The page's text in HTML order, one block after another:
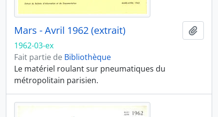
Mars - Avril 1962 (extrait)
1962-03-ex
Fait partie de Bibliothèque
Le matériel roulant sur pneumatiques du
métropolitain parisien.